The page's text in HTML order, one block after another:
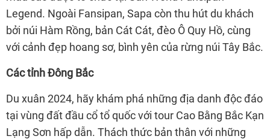
Legend. Ngoài Fansipan, Sapa còn thu hút du khách
bởi núi Hàm Rồng, bản Cát Cát, đèo Ô Quy Hồ, cùng
với cảnh đẹp hoang sơ, bình yên của rừng núi Tây Bắc.
Các tỉnh Đông Bắc
Du xuân 2024, hãy khám phá những địa danh độc đáo
tại vùng đất đầu cổ tổ quốc với tour Cao Bằng Bắc Kạn
Lạng Sơn hấp dẫn. Thách thức bản thân với những